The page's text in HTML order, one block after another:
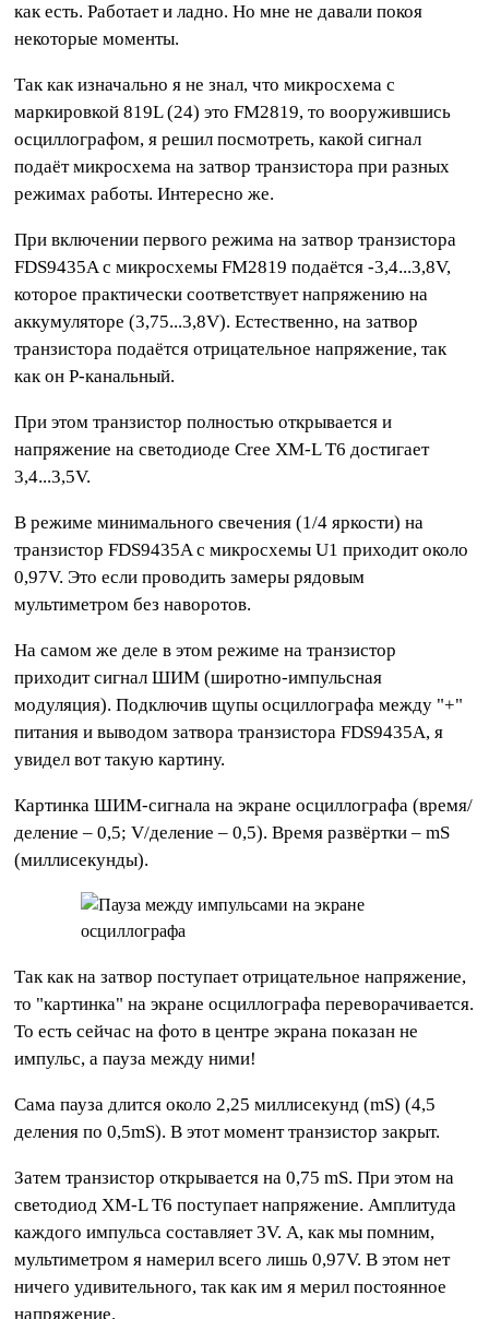
как есть. Работает и ладно. Но мне не давали покоя
некоторые моменты.
Так как изначально я не знал, что микросхема с
маркировкой 819L (24) это FM2819, то вооружившись
осциллографом, я решил посмотреть, какой сигнал
подаёт микросхема на затвор транзистора при разных
режимах работы. Интересно же.
При включении первого режима на затвор транзистора
FDS9435A с микросхемы FM2819 подаётся -3,4...3,8V,
которое практически соответствует напряжению на
аккумуляторе (3,75...3,8V). Естественно, на затвор
транзистора подаётся отрицательное напряжение, так
как он P-канальный.
При этом транзистор полностью открывается и
напряжение на светодиоде Cree XM-L T6 достигает
3,4...3,5V.
В режиме минимального свечения (1/4 яркости) на
транзистор FDS9435A с микросхемы U1 приходит около
0,97V. Это если проводить замеры рядовым
мультиметром без наворотов.
На самом же деле в этом режиме на транзистор
приходит сигнал ШИМ (широтно-импульсная
модуляция). Подключив щупы осциллографа между "+"
питания и выводом затвора транзистора FDS9435A, я
увидел вот такую картину.
Картинка ШИМ-сигнала на экране осциллографа (время/
деление – 0,5; V/деление – 0,5). Время развёртки – mS
(миллисекунды).
Так как на затвор поступает отрицательное напряжение,
то "картинка" на экране осциллографа переворачивается.
То есть сейчас на фото в центре экрана показан не
импульс, а пауза между ними!
Сама пауза длится около 2,25 миллисекунд (mS) (4,5
деления по 0,5mS). В этот момент транзистор закрыт.
Затем транзистор открывается на 0,75 mS. При этом на
светодиод XM-L T6 поступает напряжение. Амплитуда
каждого импульса составляет 3V. А, как мы помним,
мультиметром я намерил всего лишь 0,97V. В этом нет
ничего удивительного, так как им я мерил постоянное
напряжение.